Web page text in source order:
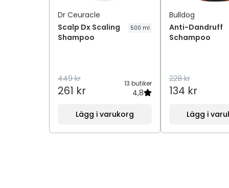
Dr Ceuracle
Scalp Dx Scaling
Shampoo
500 ml
449 kr
261 kr
13 butiker
4,8
Lägg i varukorg
Bulldog
Anti-Dandruff
Schampoo
228 kr
134 kr
Lägg i